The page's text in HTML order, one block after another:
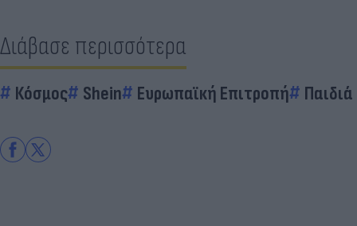
Διάβασε περισσότερα
Κόσμος Shein Ευρωπαϊκή Επιτροπή Παιδιά